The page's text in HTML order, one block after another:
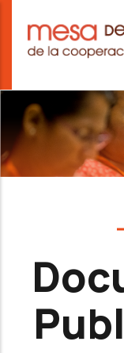
main
content